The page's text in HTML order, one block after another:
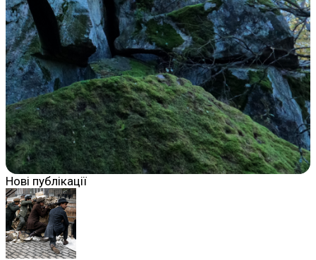
Нові публікації